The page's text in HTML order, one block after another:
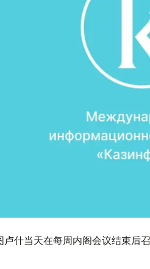
什当天在每周内阁会议结束后